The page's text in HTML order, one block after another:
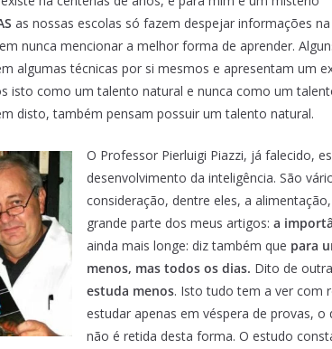
as nossas escolas só fazem despejar informações na
nunca mencionar a melhor forma de aprender.
algumas técnicas por si mesmos e apresentam um
isto como um talento natural e nunca como um
disto, também pensam possuir um talento natural.
O Professor Pierluigi Piazzi, já falecido,
desenvolvimento da inteligência. São
consideração, dentre eles, a
grande parte dos meus artigos: a
ainda mais longe: diz também que para
menos, mas todos os dias. Dito de
estuda menos. Isto tudo tem a ver com
estudar apenas em véspera de provas,
não é retida desta forma. O estudo